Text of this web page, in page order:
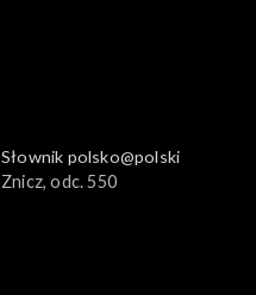
Słownik polsko@polski
Znicz, odc. 550